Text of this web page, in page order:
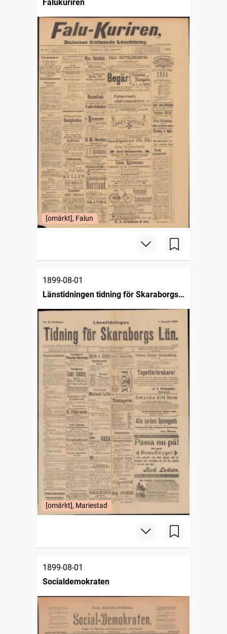
Falukuriren
[omärkt], Falun
1899-08-01
Länstidningen tidning för Skaraborgs
län
[omärkt], Mariestad
1899-08-01
Socialdemokraten